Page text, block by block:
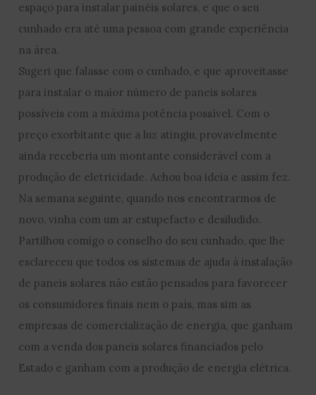
espaço para instalar painéis solares, e que o seu
cunhado era até uma pessoa com grande experiência
na área.
Sugeri que falasse com o cunhado, e que aproveitasse
para instalar o maior número de paneis solares
possíveis com a máxima potência possível. Com o
preço exorbitante que a luz atingiu, provavelmente
ainda receberia um montante considerável com a
produção de eletricidade. Achou boa ideia e assim fez.
Na semana seguinte, quando nos encontrarmos de
novo, vinha com um ar estupefacto e desiludido.
Partilhou comigo o conselho do seu cunhado, que lhe
esclareceu que todos os sistemas de ajuda à instalação
de paneis solares não estão pensados para favorecer
os consumidores finais nem o país, mas sim as
empresas de comercialização de energia, que ganham
com a venda dos paneis solares financiados pelo
Estado e ganham com a produção de energia elétrica.